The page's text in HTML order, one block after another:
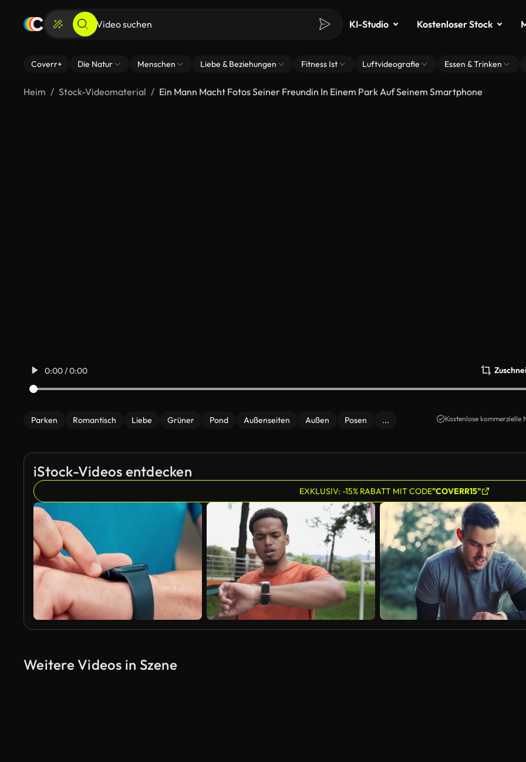
KI-Studio Kostenloser Stock
Coverr+ Die Natur Menschen Liebe & Beziehungen Fitness Ist Luftvideografie Essen & Trinken
Heim Stock-Videomaterial Ein Mann Macht Fotos Seiner Freundin In Einem Park Auf Seinem Smartphone
0:00 / 0:00
Parken Romantisch Liebe Grüner Pond Außenseiten Außen Posen ... Kostenlose kommerzielle
iStock-Videos entdecken
EXKLUSIV: -15% RABATT MIT CODE"COVERR15"
Weitere Videos in Szene